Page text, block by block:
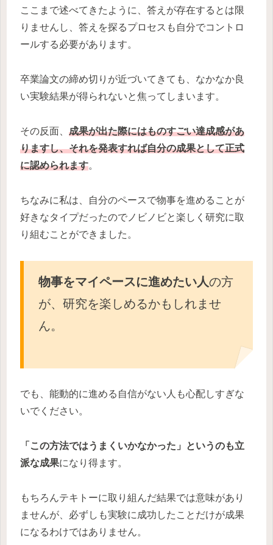
ここまで述べてきたように、答えが存在するとは限
りませんし、答えを探るプロセスも自分でコントロ
ールする必要があります。
卒業論文の締め切りが近づいてきても、なかなか良
い実験結果が得られないと焦ってしまいます。
その反面、 成果が出た際にはものすごい達成感があ
りますし、それを発表すれば自分の成果として正式
に認められます。
ちなみに私は、自分のペースで物事を進めることが
好きなタイプだったのでノビノビと楽しく研究に取
り組むことができました。
物事をマイペースに進めたい人の方
が、研究を楽しめるかもしれませ
ん。
でも、能動的に進める自信がない人も心配しすぎな
いでください。
「この方法ではうまくいかなかった」というのも立
派な成果になり得ます。
もちろんテキトーに取り組んだ結果では意味があり
ませんが、必ずしも実験に成功したことだけが成果
になるわけではありません。